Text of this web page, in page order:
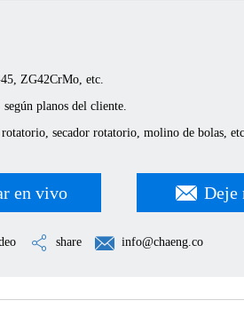
ZG42CrMo, etc.
según planos del cliente.
secador rotatorio, molino de bolas,
en vivo Deje
share info@chaeng.co